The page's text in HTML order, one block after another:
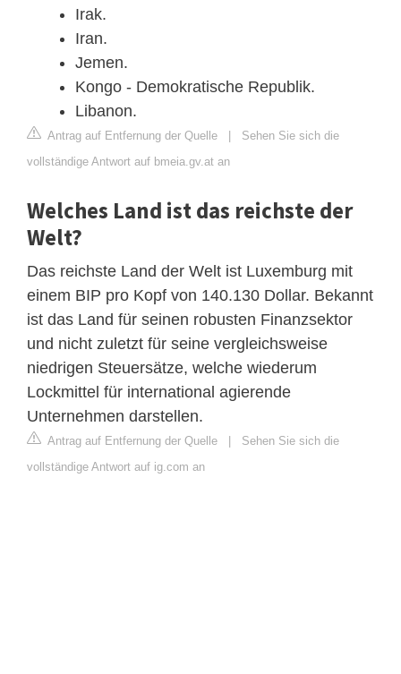
Irak.
Iran.
Jemen.
Kongo - Demokratische Republik.
Libanon.
Antrag auf Entfernung der Quelle | Sehen Sie sich die
vollständige Antwort auf bmeia.gv.at an
Welches Land ist das reichste der
Welt?
Das reichste Land der Welt ist Luxemburg mit
einem BIP pro Kopf von 140.130 Dollar. Bekannt
ist das Land für seinen robusten Finanzsektor
und nicht zuletzt für seine vergleichsweise
niedrigen Steuersätze, welche wiederum
Lockmittel für international agierende
Unternehmen darstellen.
Antrag auf Entfernung der Quelle | Sehen Sie sich die
vollständige Antwort auf ig.com an